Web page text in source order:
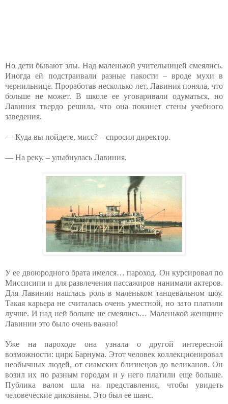
Но дети бывают злы. Над маленькой учительницей смеялись.
Иногда ей подстраивали разные пакости – вроде мухи в
чернильнице. Проработав несколько лет, Лавиния поняла, что
больше не может. В школе ее уговаривали одуматься, но
Лавиния твердо решила, что она покинет стены учебного
заведения.
— Куда вы пойдете, мисс? – спросил директор.
— На реку. – улыбнулась Лавиния.
У ее двоюродного брата имелся… пароход. Он курсировал по
Миссисипи и для развлечения пассажиров нанимали актеров.
Для Лавинии нашлась роль в маленьком танцевальном шоу.
Такая карьера не считалась очень уместной, но зато платили
лучше. И над ней больше не смеялись… Маленькой женщине
Лавинии это было очень важно!
Уже на пароходе она узнала о другой интересной
возможности: цирк Барнума. Этот человек коллекционировал
необычных людей, от сиамских близнецов до великанов. Он
возил их по разным городам и у него платили еще больше.
Публика валом шла на представления, чтобы увидеть
человеческие диковины. Это был ее шанс.